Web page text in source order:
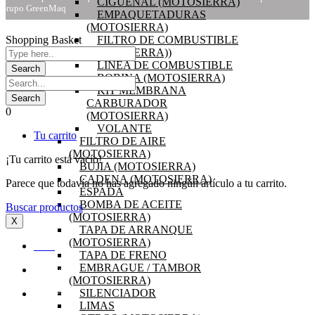
EMPAQUETADURAS
(MOTOSIERRA)
FILTRO DE COMBUSTIBLE
(MOTOSIERRA))
LINEA DE COMBUSTIBLE
BOBINA (MOTOSIERRA)
KIT MEMBRANA
CARBURADOR
(MOTOSIERRA)
VOLANTE
FILTRO DE AIRE
(MOTOSIERRA)
BUJIA (MOTOSIERRA)
CADENA (MOTOSIERRA)
ESPADA
BOMBA DE ACEITE
(MOTOSIERRA)
TAPA DE ARRANQUE
(MOTOSIERRA)
TAPA DE FRENO
EMBRAGUE / TAMBOR
(MOTOSIERRA)
SILENCIADOR
LIMAS
Grupo GreenMaq
Shopping Basket
0
Tu carrito
¡Tu carrito está vacío!
Parece que todavía no has agregado ningún artículo a tu carrito.
Buscar productos
X
OFERTAS
PRODUCTOS